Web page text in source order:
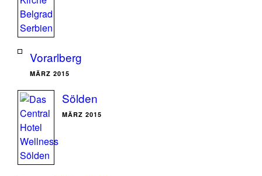
Vorarlberg
MÄRZ 2015
Sölden
MÄRZ 2015